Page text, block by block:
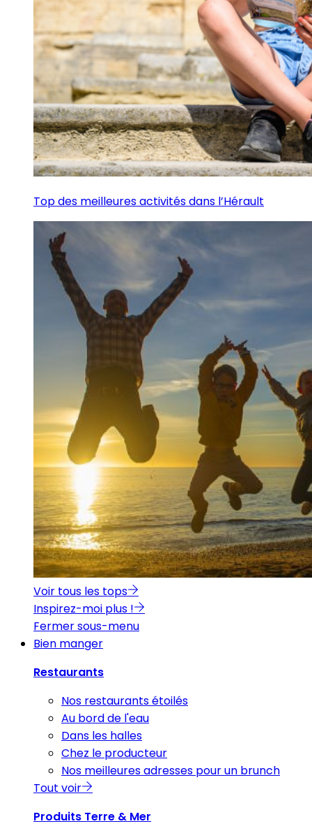
Top des meilleures activités dans l’Hérault
Voir tous les tops
Inspirez-moi plus !
Fermer sous-menu
Bien manger
Restaurants
Nos restaurants étoilés
Au bord de l'eau
Dans les halles
Chez le producteur
Nos meilleures adresses pour un brunch
Tout voir
Produits Terre & Mer